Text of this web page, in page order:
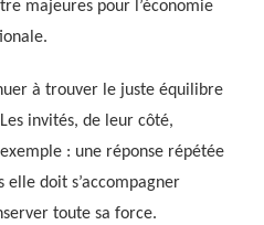
majeures pour l’économie
à trouver le juste équilibre
invités, de leur côté,
: une réponse répétée
doit s’accompagner
toute sa force.